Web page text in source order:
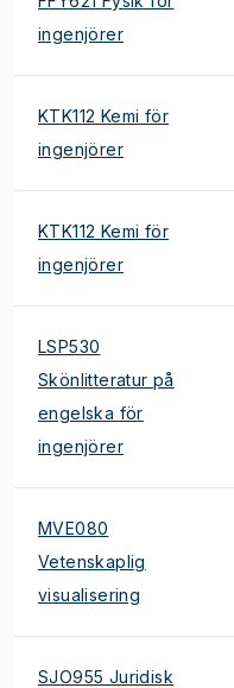
ingenjörer
KTK112 Kemi för
ingenjörer
KTK112 Kemi för
ingenjörer
LSP530
Skönlitteratur på
engelska för
ingenjörer
MVE080
Vetenskaplig
visualisering
SJO955 Juridisk